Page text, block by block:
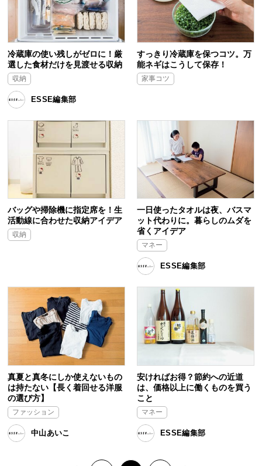
冷蔵庫の使い残しがゼロに！厳
選した食材だけを見渡せる収納
収納
ESSE編集部
すっきり冷蔵庫を保つコツ。万
能ネギはこうして保存！
家事コツ
バッグや掃除機に指定席を！生
活動線に合わせた収納アイデア
収納
一日使ったタオルは夜、バスマ
ット代わりに。暮らしのムダを
省くアイデア
マネー
ESSE編集部
真夏と真冬にしか使えないもの
は持たない【長く着回せる洋服
の選び方】
ファッション
中山あいこ
安ければお得？節約への近道
は、価格以上に働くものを買う
こと
マネー
ESSE編集部